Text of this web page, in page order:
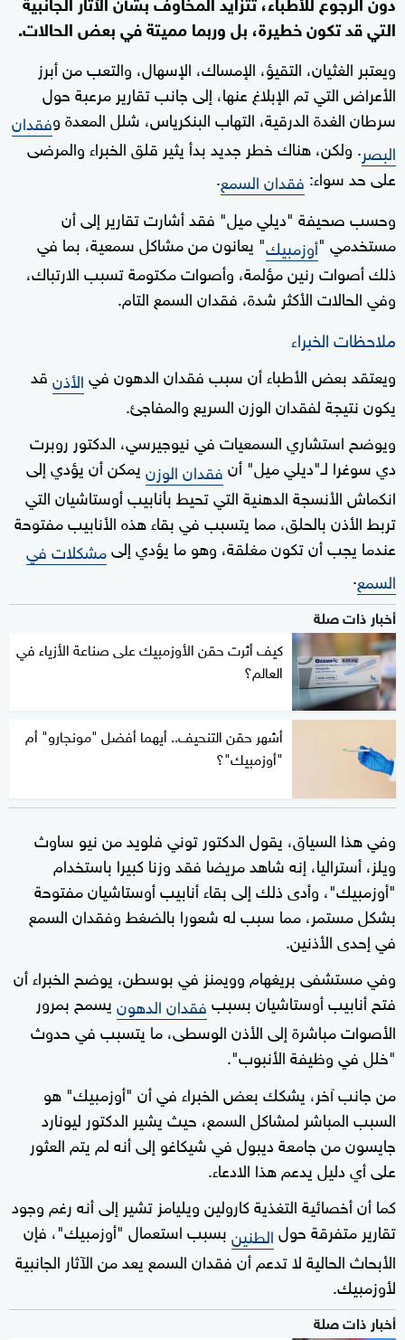
التي قد تكون خطيرة، بل وربما مميتة في بعض الحالات.
ويعتبر الغثيان، التقيؤ، الإمساك، الإسهال، والتعب من أبرز
الأعراض التي تم الإبلاغ عنها، إلى جانب تقارير مرعبة حول
سرطان الغدة الدرقية، التهاب البنكرياس، شلل المعدة وفقدان
البصر. ولكن، هناك خطر جديد بدأ يثير قلق الخبراء والمرضى
على حد سواء: فقدان السمع.
وحسب صحيفة "ديلي ميل" فقد أشارت تقارير إلى أن
مستخدمي "أوزمبيك" يعانون من مشاكل سمعية، بما في
ذلك أصوات رنين مؤلمة، وأصوات مكتومة تسبب الارتباك،
وفي الحالات الأكثر شدة، فقدان السمع التام.
ملاحظات الخبراء
ويعتقد بعض الأطباء أن سبب فقدان الدهون فيالأذنقد
يكون نتيجة لفقدان الوزن السريع والمفاجئ.
ويوضح استشاري السمعيات في نيوجيرسي، الدكتور روبرت
دي سوغرا لـ"ديلي ميل" أنفقدان الوزنيمكن أن يؤدي إلى
انكماش الأنسجة الدهنية التي تحيط بأنابيب أوستاشيان التي
تربط الأذن بالحلق، مما يتسبب في بقاء هذه الأنابيب مفتوحة
عندما يجب أن تكون مغلقة، وهو ما يؤدي إلىمشكلات في
السمع.
أخبار ذات صلة
كيف أثرت حقن الأوزمبيك على صناعة الأزياء في
العالم؟
أشهر حقن التنحيف.. أيهما أفضل "مونجارو" أم
"أوزمبيك"؟
وفي هذا السياق، يقول الدكتور توني فلويد من نيو ساوث
ويلز، أستراليا، إنه شاهد مريضا فقد وزنا كبيرا باستخدام
"أوزمبيك"، وأدى ذلك إلى بقاء أنابيب أوستاشيان مفتوحة
بشكل مستمر، مما سبب له شعورا بالضغط وفقدان السمع
في إحدى الأذنين.
وفي مستشفى بريغهام وويمنز في بوسطن، يوضح الخبراء أن
فتح أنابيب أوستاشيان بسببفقدان الدهونيسمح بمرور
الأصوات مباشرة إلى الأذن الوسطى، ما يتسبب في حدوث
"خلل في وظيفة الأنبوب".
من جانب آخر، يشكك بعض الخبراء في أن "أوزمبيك" هو
السبب المباشر لمشاكل السمع، حيث يشير الدكتور ليونارد
جايسون من جامعة ديبول في شيكاغو إلى أنه لم يتم العثور
على أي دليل يدعم هذا الادعاء.
كما أن أخصائية التغذية كارولين ويليامز تشير إلى أنه رغم وجود
تقارير متفرقة حولالطنينبسبب استعمال "أوزمبيك"، فإن
الأبحاث الحالية لا تدعم أن فقدان السمع يعد من الآثار الجانبية
لأوزمبيك.
أخبار ذات صلة